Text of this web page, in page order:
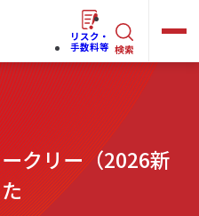
リスク・
手数料等 検索
クリー（2026新